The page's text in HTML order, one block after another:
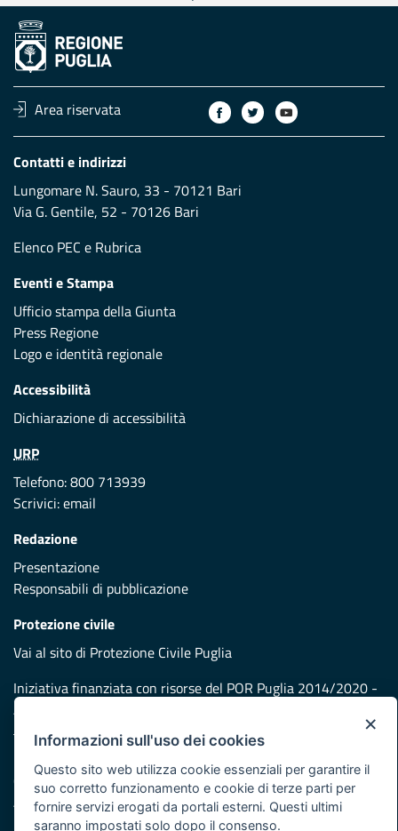
Area riservata
Contatti e indirizzi
Lungomare N. Sauro, 33 - 70121 Bari
Via G. Gentile, 52 - 70126 Bari
Elenco PEC e Rubrica
Eventi e Stampa
Ufficio stampa della Giunta
Press Regione
Logo e identità regionale
Accessibilità
Dichiarazione di accessibilità
URP
Telefono: 800 713939
Scrivici:email
Redazione
Presentazione
Responsabili di pubblicazione
Protezione civile
Vai al sito di Protezione Civile Puglia
Iniziativa finanziata con risorse del POR Puglia 2014/2020 -
Asse XI
Cookie e privacy
Atti di notifica
Feed RSS
×
Informazioni sull'uso dei cookies
Questo sito web utilizza cookie essenziali per garantire il
suo corretto funzionamento e cookie di terze parti per
fornire servizi erogati da portali esterni. Questi ultimi
saranno impostati solo dopo il consenso.